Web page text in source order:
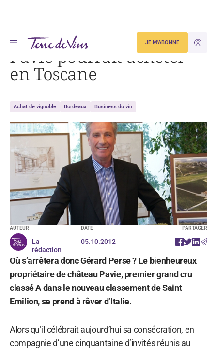
JE
JE M'ABONNE
Accueil Pavie pourrait acheter en Toscane
Pavie pourrait acheter
en Toscane
Achat de vignoble Bordeaux Business du vin
AUTEUR
La
rédaction
DATE
05.10.2012
PARTAGER
Où s’arrêtera donc Gérard Perse ? Le bienheureux
propriétaire de château Pavie, premier grand cru
classé A dans le nouveau classement de Saint-
Emilion, se prend à rêver d’Italie.
Alors qu’il célébrait aujourd’hui sa consécration, en
compagnie d’une cinquantaine d’invités réunis au